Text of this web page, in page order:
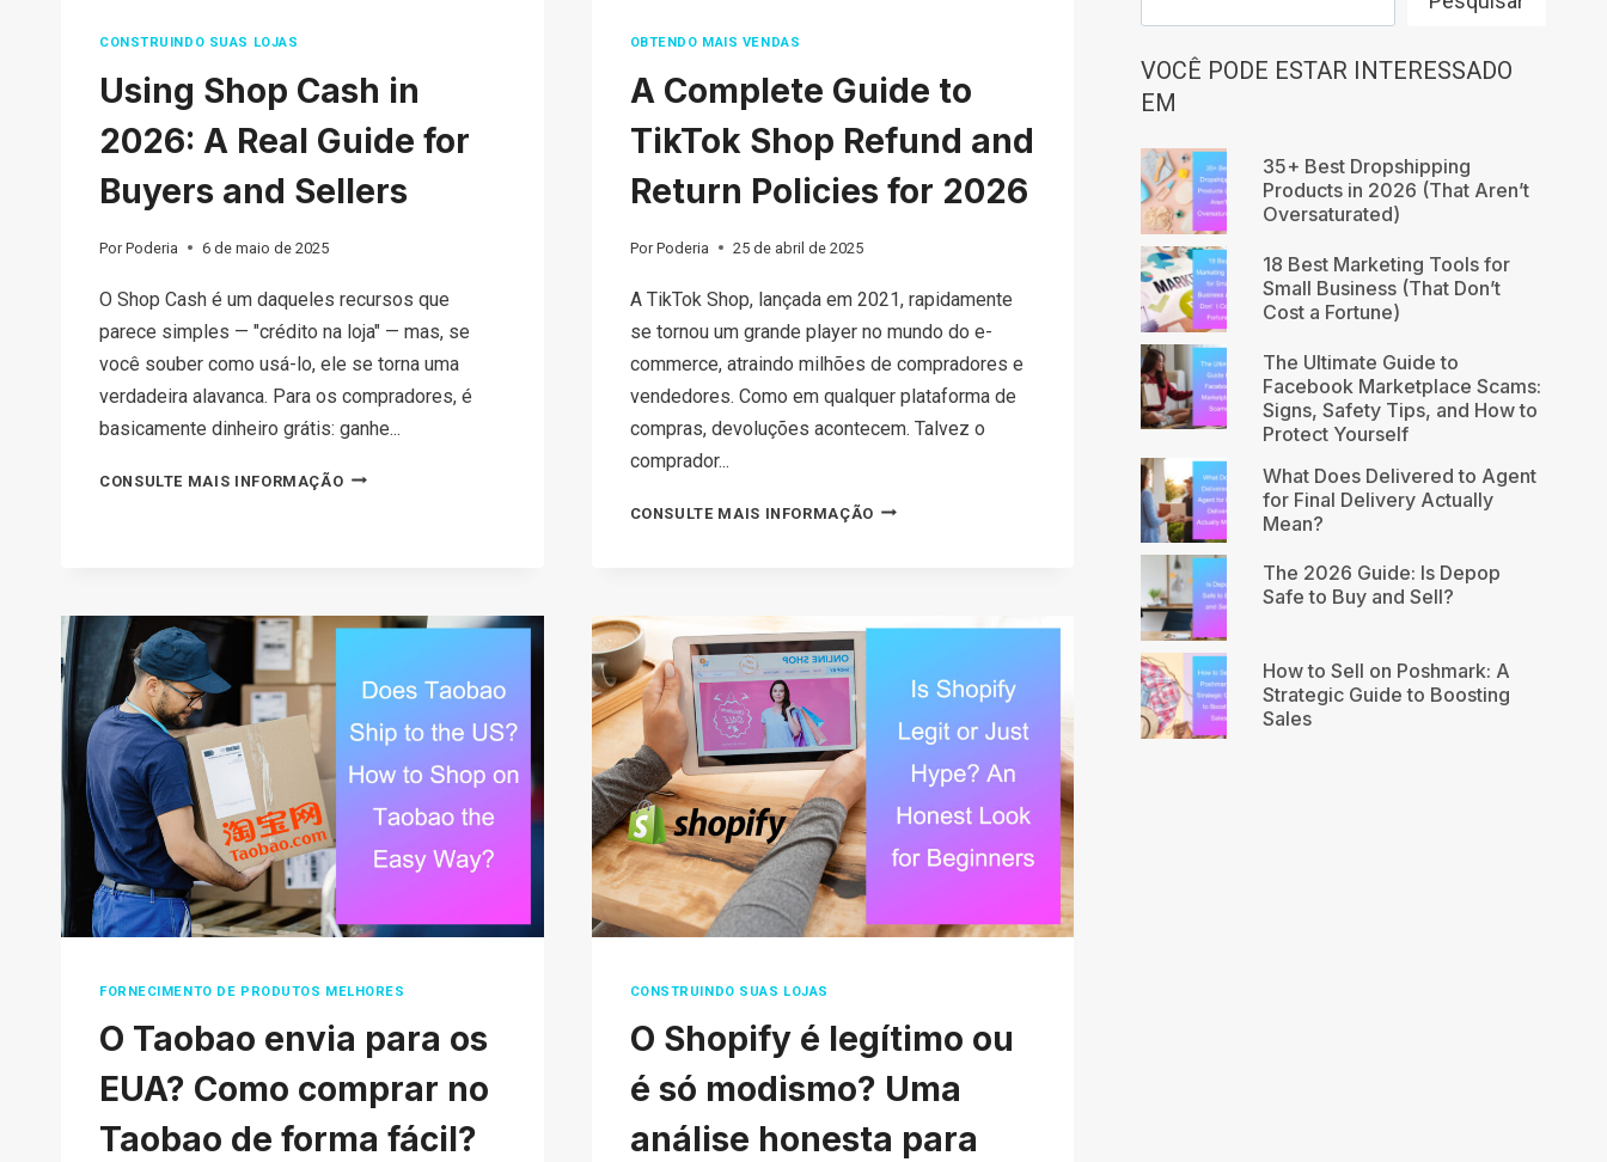
CONSTRUINDO SUAS LOJAS
Using Shop Cash in
2026: A Real Guide for
Buyers and Sellers
Por Poderia 6 de maio de 2025
O Shop Cash é um daqueles recursos que
parece simples — "crédito na loja" — mas, se
você souber como usá-lo, ele se torna uma
verdadeira alavanca. Para os compradores, é
basicamente dinheiro grátis: ganhe...
CONSULTE MAIS INFORMAÇÃOUSING
GUIDE
FOR
BUYERS
OBTENDO MAIS VENDAS
A Complete Guide to
TikTok Shop Refund and
Return Policies for 2026
Por Poderia 25 de abril de 2025
A TikTok Shop, lançada em 2021, rapidamente
se tornou um grande player no mundo do e-
commerce, atraindo milhões de compradores e
vendedores. Como em qualquer plataforma de
compras, devoluções acontecem. Talvez o
comprador...
CONSULTE MAIS INFORMAÇÃOA
REFUND
AND
RETURN
2026
FORNECIMENTO DE PRODUTOS MELHORES
O Taobao envia para os
EUA? Como comprar no
Taobao de forma fácil?
CONSTRUINDO SUAS LOJAS
O Shopify é legítimo ou
é só modismo? Uma
análise honesta para
VOCÊ PODE ESTAR INTERESSADO
EM
35+ Best Dropshipping
Products in 2026 (That Aren’t
Oversaturated)
18 Best Marketing Tools for
Small Business (That Don’t
Cost a Fortune)
The Ultimate Guide to
Facebook Marketplace Scams:
Signs, Safety Tips, and How to
Protect Yourself
What Does Delivered to Agent
for Final Delivery Actually
Mean?
The 2026 Guide: Is Depop
Safe to Buy and Sell?
How to Sell on Poshmark: A
Strategic Guide to Boosting
Sales